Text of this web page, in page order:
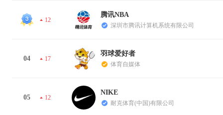
12
腾讯NBA
深圳市腾讯计算机系统有限公司
04 17
羽球爱好者
体育自媒体
05 12
NIKE
耐克体育(中国)有限公司